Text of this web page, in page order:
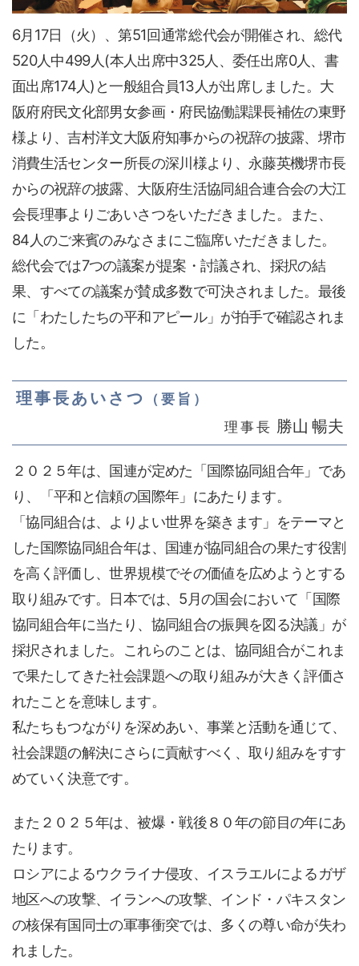
6月17日（火）、第51回通常総代会が開催され、総代
520人中499人(本人出席中325人、委任出席0人、書
面出席174人)と一般組合員13人が出席しました。大
阪府府民文化部男女参画・府民協働課課長補佐の東野
様より、吉村洋文大阪府知事からの祝辞の披露、堺市
消費生活センター所長の深川様より、永藤英機堺市長
からの祝辞の披露、大阪府生活協同組合連合会の大江
会長理事よりごあいさつをいただきました。また、
84人のご来賓のみなさまにご臨席いただきました。
総代会では7つの議案が提案・討議され、採択の結
果、すべての議案が賛成多数で可決されました。最後
に「わたしたちの平和アピール」が拍手で確認されま
した。
理事長あいさつ
（要旨）
理事長 勝山 暢夫
２０２５年は、国連が定めた「国際協同組合年」であ
り、「平和と信頼の国際年」にあたります。
「協同組合は、よりよい世界を築きます」をテーマと
した国際協同組合年は、国連が協同組合の果たす役割
を高く評価し、世界規模でその価値を広めようとする
取り組みです。日本では、5月の国会において「国際
協同組合年に当たり、協同組合の振興を図る決議」が
採択されました。これらのことは、協同組合がこれま
で果たしてきた社会課題への取り組みが大きく評価さ
れたことを意味します。
私たちもつながりを深めあい、事業と活動を通じて、
社会課題の解決にさらに貢献すべく、取り組みをすす
めていく決意です。
また２０２５年は、被爆・戦後８０年の節目の年にあ
たります。
ロシアによるウクライナ侵攻、イスラエルによるガザ
地区への攻撃、イランへの攻撃、インド・パキスタン
の核保有国同士の軍事衝突では、多くの尊い命が失わ
れました。